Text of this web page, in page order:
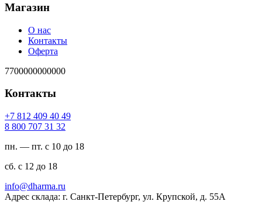
Магазин
О нас
Контакты
Оферта
7700000000000
Контакты
94 04 904 218 7+
23 13 707 008 8
пн. — пт. с 10 до 18
сб. с 12 до 18
ur.amrahd@ofni
Адрес склада: г. Санкт-Петербург, ул. Крупской, д. 55А